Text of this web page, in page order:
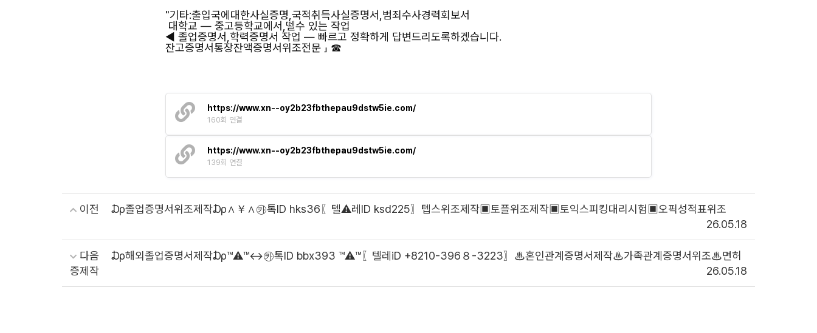
"기타:출입국에대한사실증명,국적취득사실증명서,범죄수사경력회보서
대학교 — 중고등학교에서,뗄수 있는 작업
◀ 졸업증명서,학력증명서 작업 — 빠르고 정확하게 답변드리도록하겠습니다.
잔고증명서통장잔액증명서위조전문 」 ☎
https://www.xn--oy2b23fbthepau9dstw5ie.com/
160회 연결
https://www.xn--oy2b23fbthepau9dstw5ie.com/
139회 연결
이전
₯졸업증명서위조제작₯∧￥∧㉸톡ID hks36〖텔⚠️레ID ksd225〗텝스위조제작▣토플위조제작▣토익스피킹대리시험▣오픽성적표위조
26.05.18
다음
₯해외졸업증명서제작₯™⚠️™↔㉸톡ID bbx393 ™⚠️™〖텔레iD +8210-396８-3223〗♨혼인관계증명서제작♨가족관계증명서위조♨면허
증제작
26.05.18